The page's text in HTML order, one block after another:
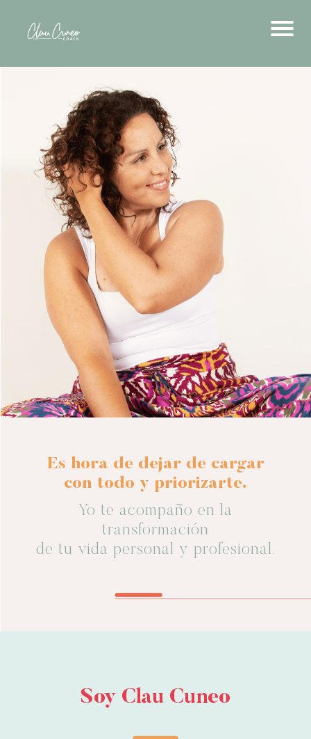
Es hora de dejar de cargar
con todo y priorizarte.
Yo te acompaño en la
transformación
de tu vida personal y profesional.
Soy Clau Cuneo